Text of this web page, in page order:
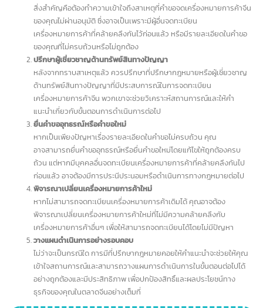
สถิติเกี่ยวกับการจดทะเบียนเครื่องหมายการค้าจีน (Trademark จีน) ที่น่าสนใจ
ทำอย่างไร หากจดเครื่องหมายการค้าใน
จีนไม่ผ่าน?
การจดทะเบียนเครื่องหมายการค้าจีน (Trademark จีน) เป็นขั้นตอนสำคัญ
สำหรับผู้ประกอบการที่วางแผนจะเริ่มต้นธุรกิจในประเทศจีน อย่างไรก็ตาม บาง
ครั้งอาจเกิดกรณีที่คำขอจดทะเบียนเครื่องหมายการค้าจีนของคุณไม่ผ่านการ
อนุมัติ ซึ่งในสถานการณ์เช่นนี้ คุณควรดำเนินการ ดังนี้
ทำความเข้าใจสาเหตุที่คำขอไม่ผ่าน
สิ่งสำคัญคือต้องทำความเข้าใจถึงสาเหตุที่คำขอจดเครื่องหมายการค้าจี
ของคุณไม่ผ่านอนุมัติ ซึ่งอาจเป็นเพราะมีผู้อื่นจดทะเบียน
เครื่องหมายการค้าที่คล้ายคลึงกันไว้ก่อนแล้ว หรือมีรายละเอียดในคำขอ
ของคุณที่ไม่ครบถ้วนหรือไม่ถูกต้อง
ปรึกษาผู้เชี่ยวชาญด้านทรัพย์สินทางปัญญา
หลังจากทราบสาเหตุแล้ว ควรปรึกษาที่ปรึกษากฎหมายหรือผู้เชี่ยวชาญ
ด้านทรัพย์สินทางปัญญาที่มีประสบการณ์ในการจดทะเบียน
เครื่องหมายการค้าจีน พวกเขาจะช่วยวิเคราะห์สถานการณ์และให้คำ